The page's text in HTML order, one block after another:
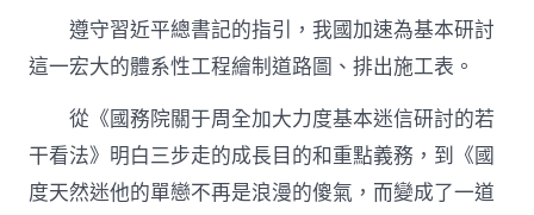
遵守習近平總書記的指引，我國加速為基本研討
這一宏大的體系性工程繪制道路圖、排出施工表。
從《國務院關于周全加大力度基本迷信研討的若
干看法》明白三步走的成長目的和重點義務，到《國
度天然迷他的單戀不再是浪漫的傻氣，而變成了一道